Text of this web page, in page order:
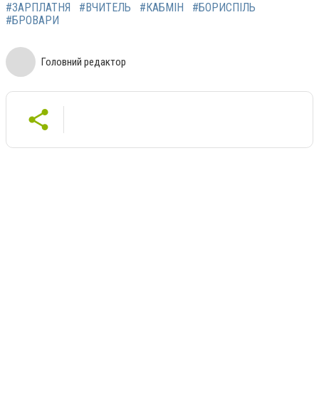
#ЗАРПЛАТНЯ #ВЧИТЕЛЬ #КАБМІН
#БОРИСПІЛЬ
#БРОВАРИ
Головний редактор